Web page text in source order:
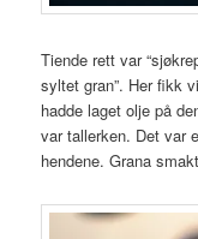
Tiende rett var
syltet gran”. Her fikk
hadde laget olje på
var tallerken. Det var
hendene. Grana